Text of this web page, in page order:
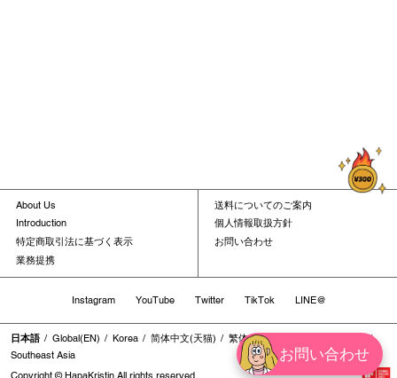
お問い合わせ
About Us
Introduction
特定商取引法に基づく表示
業務提携
送料についてのご案内
個人情報取扱方針
お問い合わせ
Instagram YouTube Twitter TikTok LINE@
日本語 Global(EN) Korea 简体中文(天猫) 繁体中文
Southeast Asia
Copyright © HapaKristin All rights reserved.